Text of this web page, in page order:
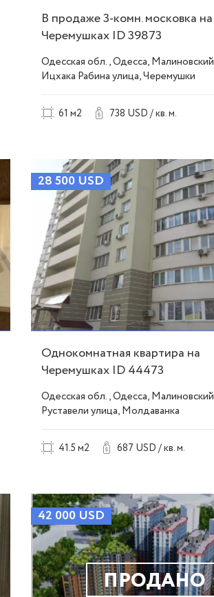
В продаже 3-комн. московка на
Черемушках ID 39873
Одесская обл., Одесса,
Ицхака Рабина улица, Черемушки
61 м2 738 USD / кв. м.
28 500 USD
Однокомнатная квартира на
Черемушках ID 44473
Одесская обл., Одесса,
Руставели улица, Молдаванка
41.5 м2 687 USD / кв. м.
ПРОДАНО
42 000 USD